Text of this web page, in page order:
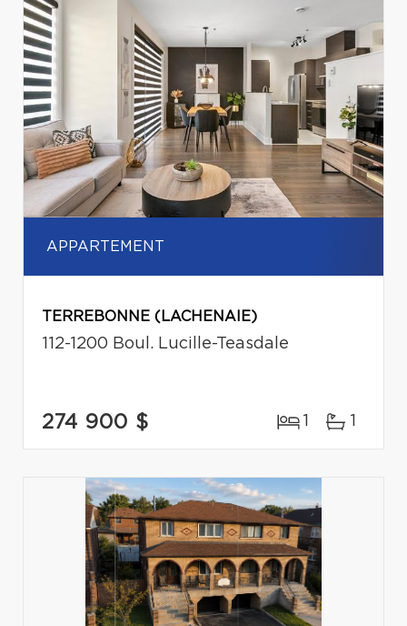
APPARTEMENT
TERREBONNE (LACHENAIE)
112-1200 Boul. Lucille-Teasdale
274 900 $ 1 1